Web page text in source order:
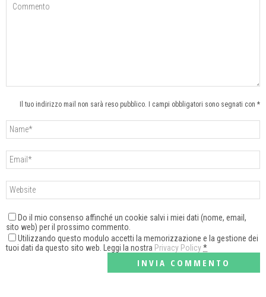
Il tuo indirizzo mail non sarà reso pubblico. I campi obbligatori sono segnati con *
Do il mio consenso affinché un cookie salvi i miei dati (nome, email,
sito web) per il prossimo commento.
Utilizzando questo modulo accetti la memorizzazione e la gestione dei
tuoi dati da questo sito web. Leggi la nostra Privacy Policy*